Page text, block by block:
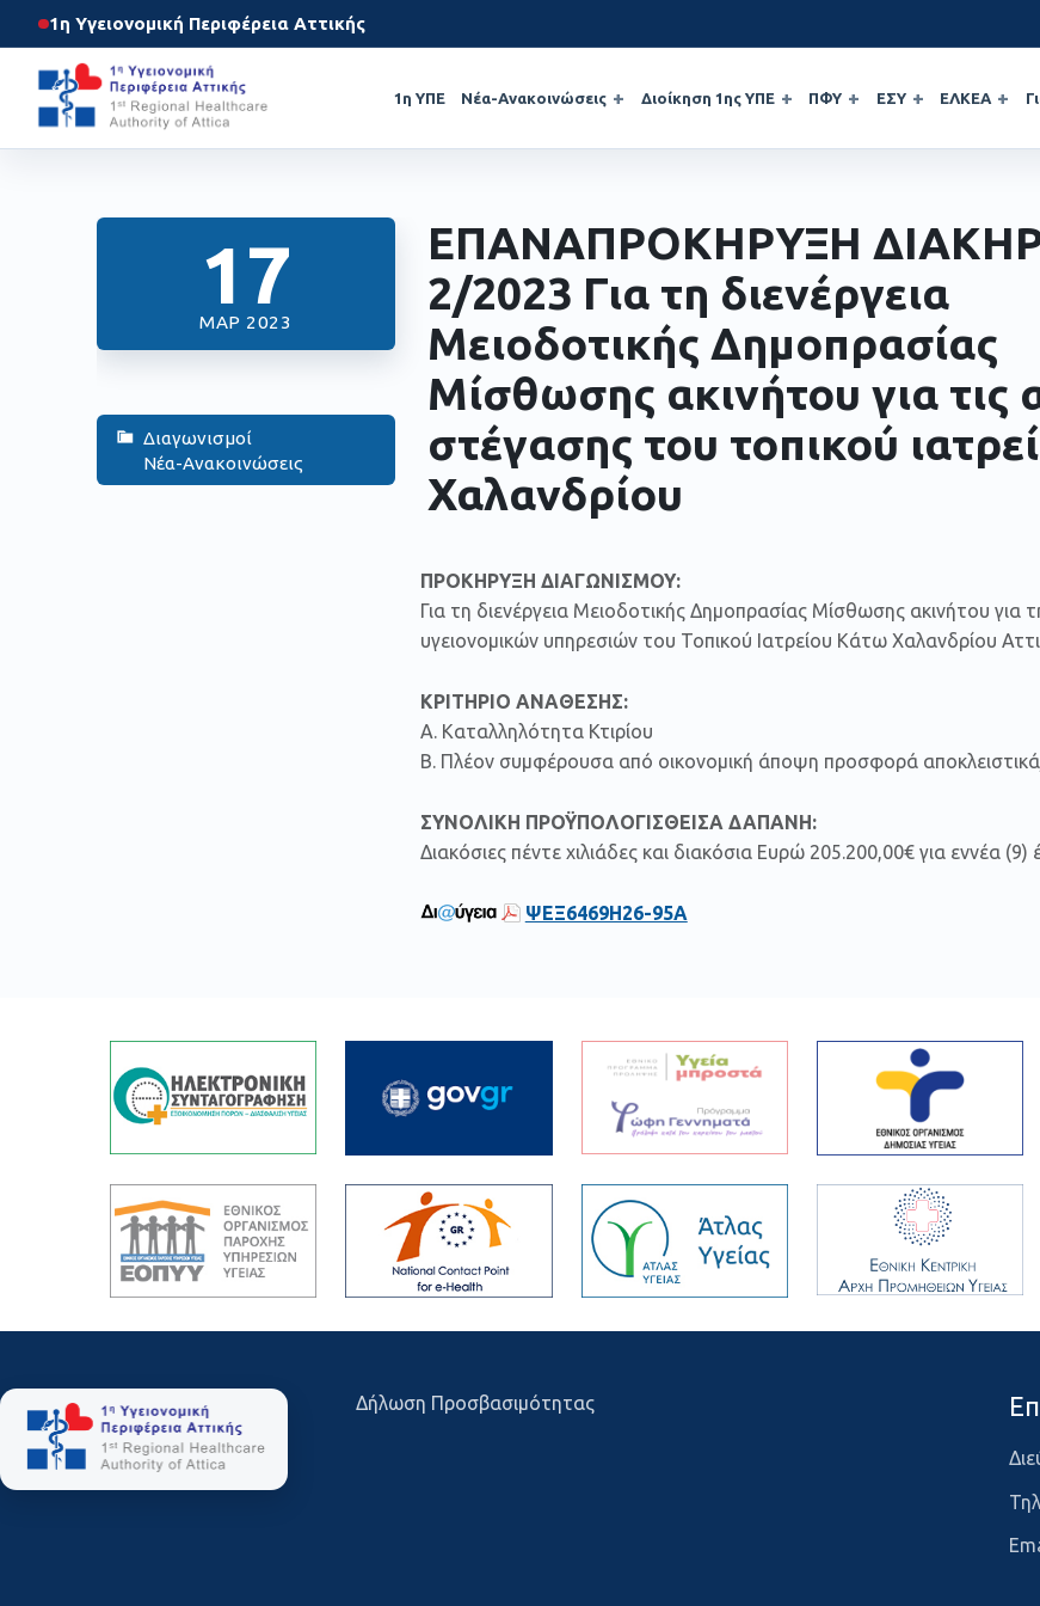
1η Υγειονομική Περιφέρεια Αττικής
1η ΥΠΕ Νέα-Ανακοινώσεις Διοίκηση 1ης ΥΠΕ ΠΦΥ ΕΣΥ ΕΛΚΕΑ
17
ΜΑΡ 2023
Διαγωνισμοί
Νέα-Ανακοινώσεις
ΕΠΑΝΑΠΡΟΚΗΡΥΞΗ
2/2023 Για τη διενέργεια
Μειοδοτικής Δημοπρασίας
Μίσθωσης ακινήτου για τις
στέγασης του τοπικού
Χαλανδρίου
ΠΡΟΚΗΡΥΞΗ ΔΙΑΓΩΝΙΣΜΟΥ:
Για τη διενέργεια Μειοδοτικής Δημοπρασίας Μίσθωσης ακινήτου για
υγειονομικών υπηρεσιών του Τοπικού Ιατρείου Κάτω Χαλανδρίου
ΚΡΙΤΗΡΙΟ ΑΝΑΘΕΣΗΣ:
Α. Καταλληλότητα Κτιρίου
Β. Πλέον συμφέρουσα από οικονομική άποψη προσφορά
ΣΥΝΟΛΙΚΗ ΠΡΟΫΠΟΛΟΓΙΣΘΕΙΣΑ ΔΑΠΑΝΗ:
Διακόσιες πέντε χιλιάδες και διακόσια Ευρώ 205.200,00€ για εννέα (9)
ΨΕΞ6469Η26-95Α
Δήλωση Προσβασιμότητας